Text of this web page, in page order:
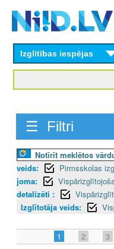
content
Izglītības iespējas
☰ Filtri
Notīrīt meklētos
veids:
Pirmsskolas
joma:
detalizēti :
Izglītotāja veids:
1 2 3